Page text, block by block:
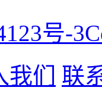
号-3
我们 联